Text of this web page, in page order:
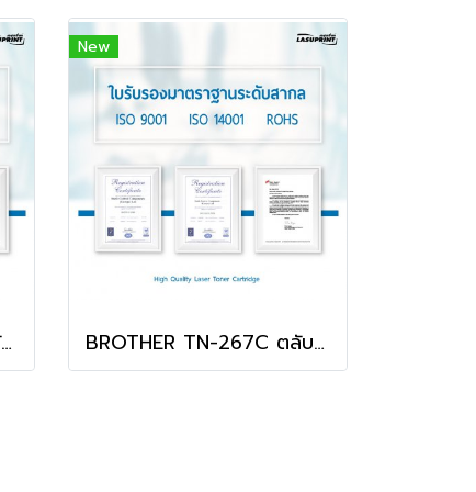
BROTHER TN-267BK ตลับหมึก สีดำ พิมพ์คมชัด สุดคุ้ม!
New
BROTHER TN-267C ตลับหมึก สีฟ้า พิมพ์คมชัด สุดคุ้ม!